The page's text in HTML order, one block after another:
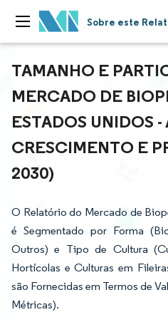
Sobre este
TAMANHO E
MERCADO DE
ESTADOS UNIDOS
CRESCIMENTO E
2030)
O Relatório do Mercado de
é Segmentado por Forma
Outros) e Tipo de Cultura
Hortícolas e Culturas em
são Fornecidas em Termos de
Métricas).